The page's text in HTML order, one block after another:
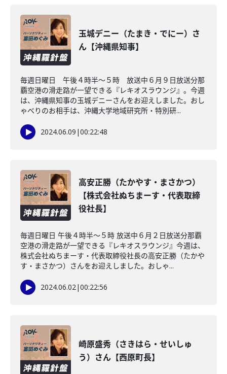
玉城デニー（たまき・でにー）さ
ん【沖縄県知事】
毎週日曜日 午後４時半～５時 放送中６月９日放送分那
覇空港の滑走路が一望できる『レキオスラウンジ』。今週
は、沖縄県知事の玉城デニーさんをお迎えしました。おし
ゃべりのお相手は、沖縄大学地域研究所・特別研...
2024.06.09 |00:22:48
高安正勝（たかやす・まさかつ）
【株式会社ぬちまーす・代表取締
役社長】
毎週日曜日 午後４時半～５時 放送中６月２日放送分那覇
空港の滑走路が一望できる『レキオスラウンジ』今週は、
株式会社ぬちまーす・代表取締役社長の高安正勝（たかや
す・まさかつ）さんをお迎えしました。おしゃ...
2024.06.02|00:22:56
崎原盛秀（さきはら・せいしゅ
う）さん【西原町長】